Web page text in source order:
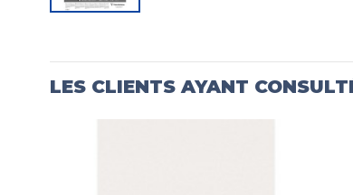
LES CLIENTS AYANT